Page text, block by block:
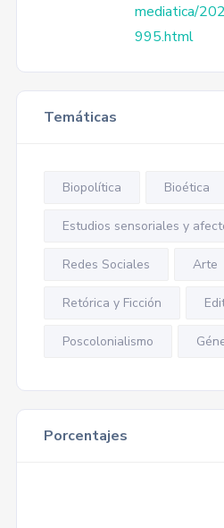
mediatica/
995.html
Temáticas
Biopolítica Bioética
Estudios sensoriales y
Redes Sociales Arte
Retórica y Ficción
Poscolonialismo
Porcentajes